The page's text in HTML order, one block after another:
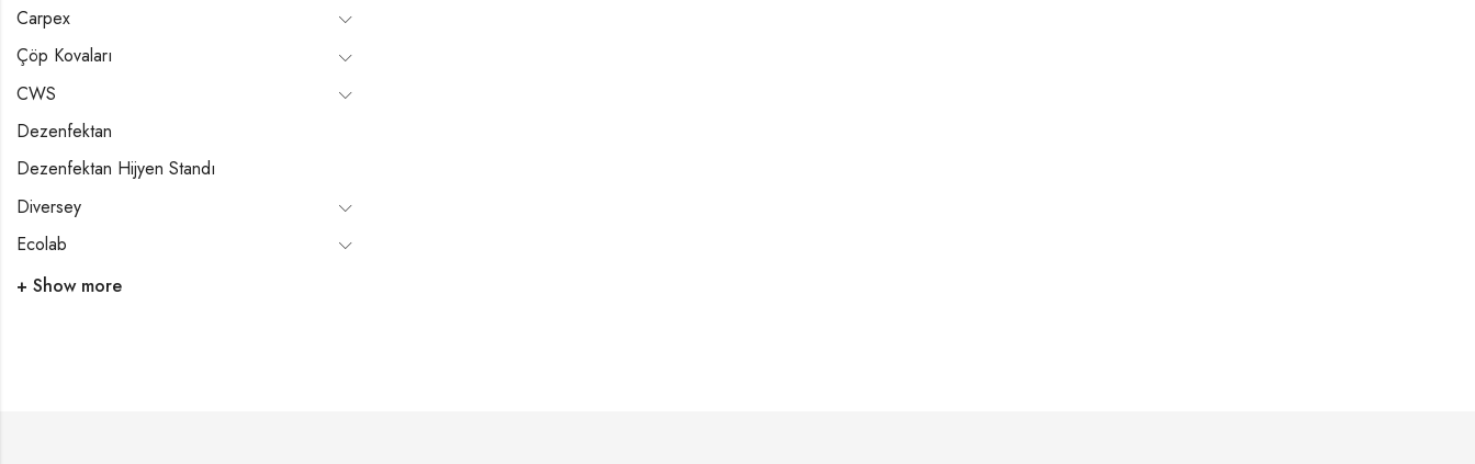
Carpex
Çöp Kovaları
CWS
Dezenfektan
Dezenfektan Hijyen Standı
Diversey
Ecolab
+ Show more